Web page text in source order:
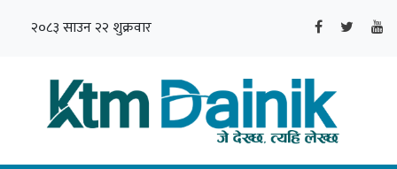
२०८३ साउन २२ शुक्रवार